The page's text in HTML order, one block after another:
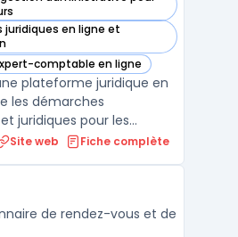
dans cette catégorie
juridiques en ligne et
dans cette catégorie
comptable en ligne
dans cette catégorie
plateforme juridique en
les démarches
juridiques pour les
et
la gestion des
Site web Fiche complète
de rendez-vous et de